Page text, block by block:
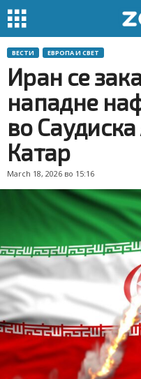
ВЕСТИ ЕВРОПА И СВЕТ
Иран се
нападне
во
Катар
March 18, 2026 во 15:16